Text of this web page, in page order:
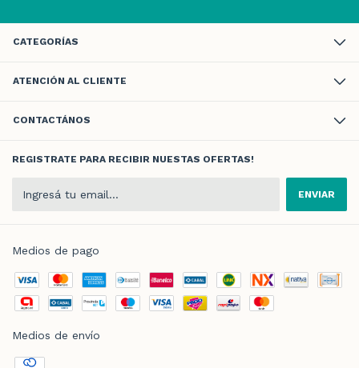
CATEGORÍAS
ATENCIÓN AL CLIENTE
CONTACTÁNOS
REGISTRATE PARA RECIBIR NUESTAS OFERTAS!
Medios de pago
Medios de envío